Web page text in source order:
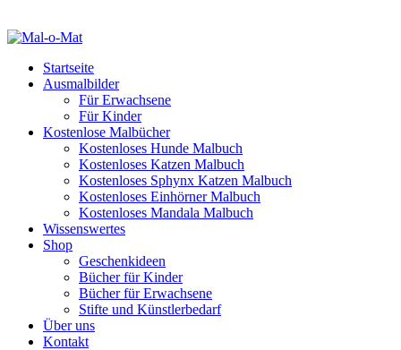
Startseite
Ausmalbilder
Für Erwachsene
Für Kinder
Kostenlose Malbücher
Kostenloses Hunde Malbuch
Kostenloses Katzen Malbuch
Kostenloses Sphynx Katzen Malbuch
Kostenloses Einhörner Malbuch
Kostenloses Mandala Malbuch
Wissenswertes
Shop
Geschenkideen
Bücher für Kinder
Bücher für Erwachsene
Stifte und Künstlerbedarf
Über uns
Kontakt